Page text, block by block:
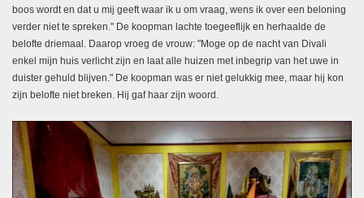
boos wordt en dat u mij geeft waar ik u om vraag, wens ik over een beloning
verder niet te spreken." De koopman lachte toegeeflijk en herhaalde de
belofte driemaal. Daarop vroeg de vrouw: "Moge op de nacht van Divali
enkel mijn huis verlicht zijn en laat alle huizen met inbegrip van het uwe in
duister gehuld blijven." De koopman was er niet gelukkig mee, maar hij kon
zijn belofte niet breken. Hij gaf haar zijn woord.